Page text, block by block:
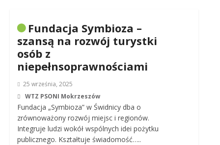
Fundacja Symbioza –
szansą na rozwój turystki
osób z
niepełnsoprawnościami
25 września, 2025
WTZ PSONI Mokrzeszów
Fundacja „Symbioza” w Świdnicy dba o
zrównoważony rozwój miejsc i regionów.
Integruje ludzi wokół wspólnych idei pożytku
publicznego. Kształtuje świadomość…..